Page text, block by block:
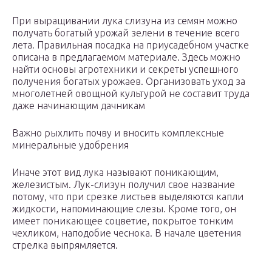
При выращивании лука слизуна из семян можно
получать богатый урожай зелени в течение всего
лета. Правильная посадка на приусадебном участке
описана в предлагаемом материале. Здесь можно
найти основы агротехники и секреты успешного
получения богатых урожаев. Организовать уход за
многолетней овощной культурой не составит труда
даже начинающим дачникам
Важно рыхлить почву и вносить комплексные
минеральные удобрения
Иначе этот вид лука называют поникающим,
железистым. Лук-слизун получил свое название
потому, что при срезке листьев выделяются капли
жидкости, напоминающие слезы. Кроме того, он
имеет поникающее соцветие, покрытое тонким
чехликом, наподобие чеснока. В начале цветения
стрелка выпрямляется.